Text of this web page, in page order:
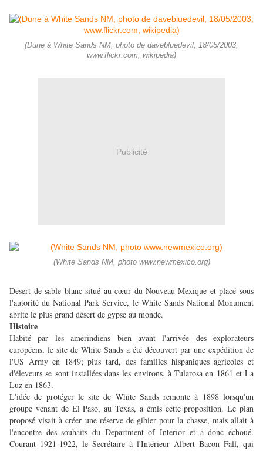
(Dune à White Sands NM, photo de davebluedevil, 18/05/2003,
www.flickr.com, wikipedia)
Publicité
(White Sands NM, photo www.newmexico.org)
Désert de sable blanc situé au cœur du Nouveau-Mexique et placé sous
l'autorité du National Park Service, le White Sands National Monument
abrite le plus grand désert de gypse au monde.
Histoire
Habité par les amérindiens bien avant l'arrivée des explorateurs
européens, le site de White Sands a été découvert par une expédition de
l'US Army en 1849; plus tard, des familles hispaniques agricoles et
d'éleveurs se sont installées dans les environs, à Tularosa en 1861 et La
Luz en 1863.
L'idée de protéger le site de White Sands remonte à 1898 lorsqu'un
groupe venant de El Paso, au Texas, a émis cette proposition. Le plan
proposé visait à créer une réserve de gibier pour la chasse, mais allait à
l'encontre des souhaits du Department of Interior et a donc échoué.
Courant 1921-1922, le Secrétaire à l'Intérieur Albert Bacon Fall, qui